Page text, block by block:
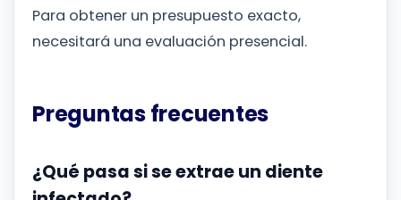
Para obtener un presupuesto exacto,
necesitará una evaluación presencial.
Preguntas frecuentes
¿Qué pasa si se extrae un diente